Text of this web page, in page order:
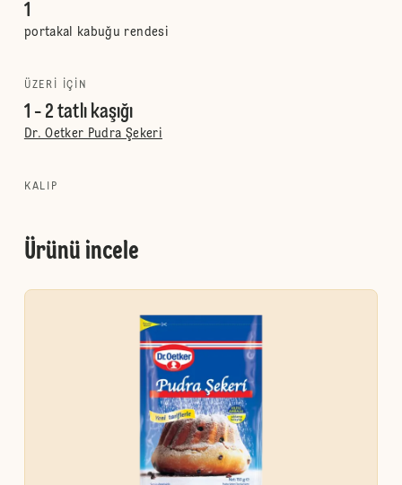
1
portakal kabuğu rendesi
ÜZERI IÇIN
1 - 2 tatlı kaşığı
Dr. Oetker Pudra Şekeri
KALIP
Ürünü incele